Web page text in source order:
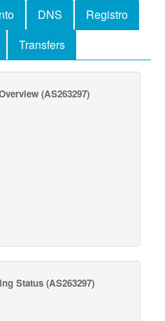
DNS
Registro
Transfers
(AS263297)
Status(AS263297)